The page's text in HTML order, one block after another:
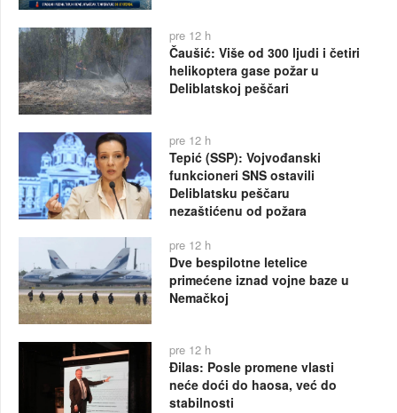
pre 12 h
Čaušić: Više od 300 ljudi i četiri
helikoptera gase požar u
Deliblatskoj peščari
pre 12 h
Tepić (SSP): Vojvođanski
funkcioneri SNS ostavili
Deliblatsku peščaru
nezaštićenu od požara
pre 12 h
Dve bespilotne letelice
primećene iznad vojne baze u
Nemačkoj
pre 12 h
Đilas: Posle promene vlasti
neće doći do haosa, već do
stabilnosti